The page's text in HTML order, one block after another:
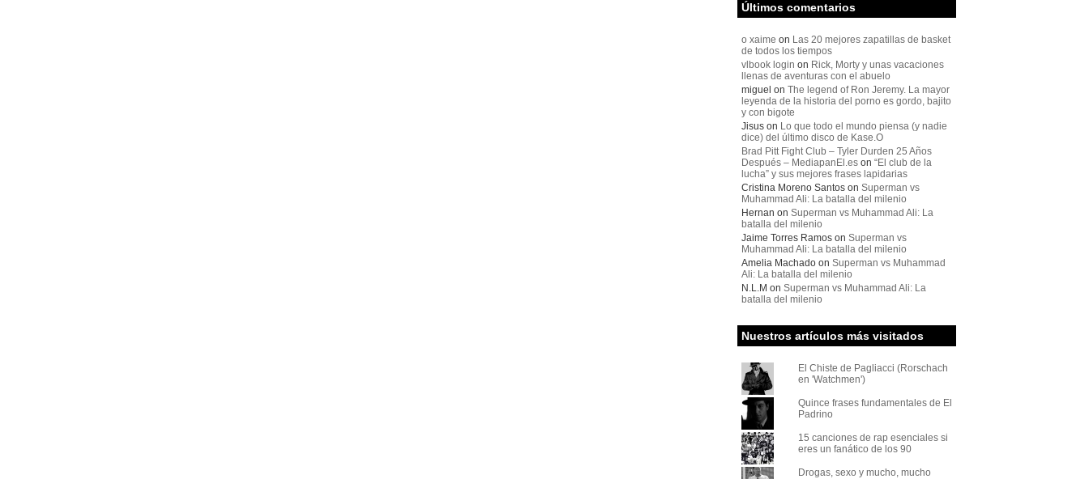
Últimos comentarios
o xaime on Las 20 mejores zapatillas de basket
de todos los tiempos
vlbook login on Rick, Morty y unas vacaciones
llenas de aventuras con el abuelo
miguel on The legend of Ron Jeremy. La mayor
leyenda de la historia del porno es gordo, bajito
y con bigote
Jisuson Lo que todo el mundo piensa (y nadie
dice) del último disco de Kase.O
Brad Pitt Fight Club – Tyler Durden 25 Años
Después – MediapanEl.eson “El club de la
lucha” y sus mejores frases lapidarias
Cristina Moreno Santoson Superman vs
Muhammad Ali: La batalla del milenio
Hernan on Superman vs Muhammad Ali: La
batalla del milenio
Jaime Torres Ramoson Superman vs
Muhammad Ali: La batalla del milenio
Amelia Machadoon Superman vs Muhammad
Ali: La batalla del milenio
N.L.M on Superman vs Muhammad Ali: La
batalla del milenio
Nuestros artículos más visitados
El Chiste de Pagliacci (Rorschach
en 'Watchmen')
Quince frases fundamentales de El
Padrino
15 canciones de rap esenciales si
eres un fanático de los 90
Drogas, sexo y mucho, mucho